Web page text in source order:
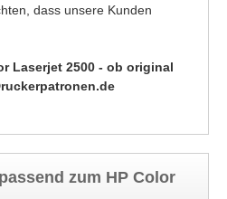
dass unsere Kunden
Laserjet 2500 - ob original
zum HP Color